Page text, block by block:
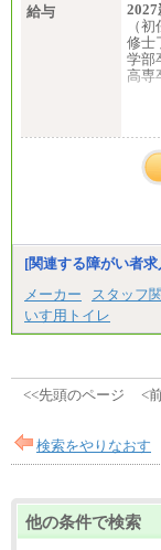
給与
2027
（
修士
学部
高専
月
想
入
経
※試
[関連する障がい者
メーカー
スタッフ
いす用トイレ
<<先頭のページ <
検索をやりなおす
他の条件で検索